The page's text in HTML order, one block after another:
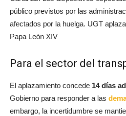
público previstos por las
afectados por la huelga. UGT
Papa León XIV
Para el sector del
El aplazamiento concede 14 días
Gobierno para responder a las
embargo, la incertidumbre se